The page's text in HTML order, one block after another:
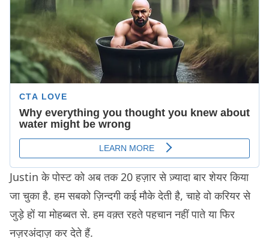
Justin के पोस्ट को अब तक 20 हज़ार से ज़्यादा बार शेयर किया
जा चुका है. हम सबको ज़िन्दगी कई मौके देती है, चाहे वो करियर से
जुड़े हों या मोहब्बत से. हम वक़्त रहते पहचान नहीं पाते या फिर
नज़रअंदाज़ कर देते हैं.